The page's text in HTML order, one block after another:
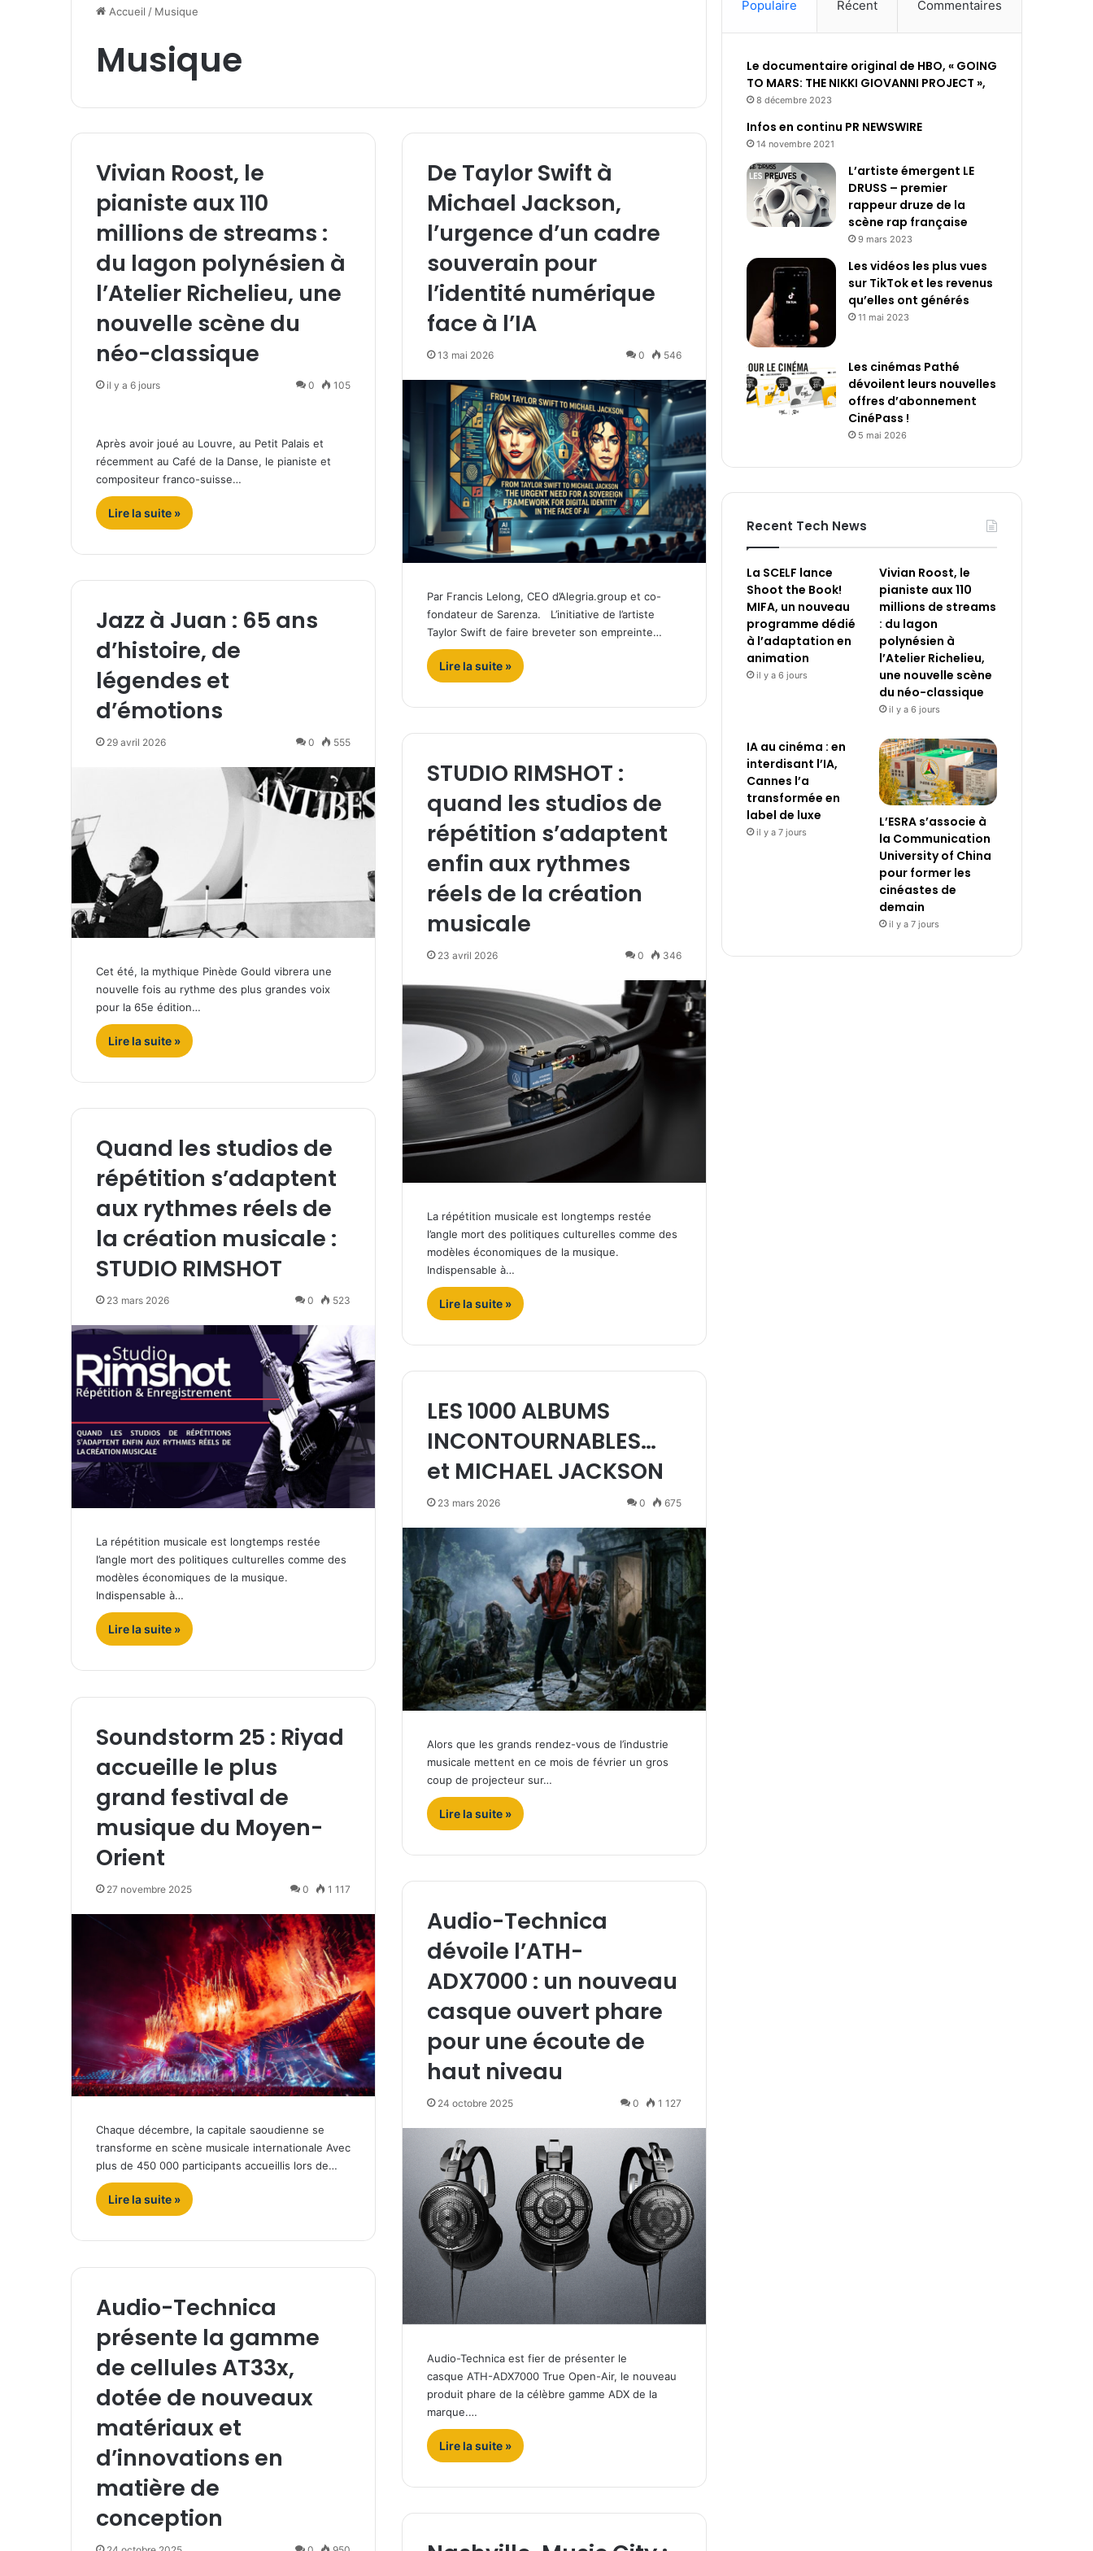
Accueil / Musique
Musique
Vivian Roost, le
pianiste aux 110
millions de streams :
du lagon polynésien à
l’Atelier Richelieu, une
nouvelle scène du
néo-classique
il y a 6 jours 0 105
Après avoir joué au Louvre, au Petit Palais et
récemment au Café de la Danse, le pianiste et
compositeur franco-suisse…
Lire la suite »
De Taylor Swift à
Michael Jackson,
l’urgence d’un cadre
souverain pour
l’identité numérique
face à l’IA
13 mai 2026 0 546
Par Francis Lelong, CEO d’Alegria.group et co-
fondateur de Sarenza. L’initiative de l’artiste
Taylor Swift de faire breveter son empreinte…
Lire la suite »
Jazz à Juan : 65 ans
d’histoire, de
légendes et
d’émotions
29 avril 2026 0 555
Cet été, la mythique Pinède Gould vibrera une
nouvelle fois au rythme des plus grandes voix
pour la 65e édition…
Lire la suite »
STUDIO RIMSHOT :
quand les studios de
répétition s’adaptent
enfin aux rythmes
réels de la création
musicale
23 avril 2026 0 346
La répétition musicale est longtemps restée
l’angle mort des politiques culturelles comme des
modèles économiques de la musique.
Indispensable à…
Lire la suite »
Quand les studios de
répétition s’adaptent
aux rythmes réels de
la création musicale :
STUDIO RIMSHOT
23 mars 2026 0 523
La répétition musicale est longtemps restée
l’angle mort des politiques culturelles comme des
modèles économiques de la musique.
Indispensable à…
Lire la suite »
LES 1000 ALBUMS
INCONTOURNABLES…
et MICHAEL JACKSON
23 mars 2026 0 675
Alors que les grands rendez-vous de l’industrie
musicale mettent en ce mois de février un gros
coup de projecteur sur…
Lire la suite »
Soundstorm 25 : Riyad
accueille le plus
grand festival de
musique du Moyen-
Orient
27 novembre 2025 0 1 117
Chaque décembre, la capitale saoudienne se
transforme en scène musicale internationale Avec
plus de 450 000 participants accueillis lors de…
Lire la suite »
Audio-Technica
dévoile l’ATH-
ADX7000 : un nouveau
casque ouvert phare
pour une écoute de
haut niveau
24 octobre 2025 0 1 127
Audio-Technica est fier de présenter le
casque ATH-ADX7000 True Open-Air, le nouveau
produit phare de la célèbre gamme ADX de la
marque.…
Lire la suite »
Audio-Technica
présente la gamme
de cellules AT33x,
dotée de nouveaux
matériaux et
d’innovations en
matière de
conception
Populaire Récent Commentaires
Le documentaire original de HBO, « GOING
TO MARS: THE NIKKI GIOVANNI PROJECT »,
8 décembre 2023
Infos en continu PR NEWSWIRE
14 novembre 2021
L’artiste émergent LE
DRUSS – premier
rappeur druze de la
scène rap française
9 mars 2023
Les vidéos les plus vues
sur TikTok et les revenus
qu’elles ont générés
11 mai 2023
Les cinémas Pathé
dévoilent leurs nouvelles
offres d’abonnement
CinéPass !
5 mai 2026
Recent Tech News
La SCELF lance
Shoot the Book!
MIFA, un nouveau
programme dédié
à l’adaptation en
animation
il y a 6 jours
Vivian Roost, le
pianiste aux 110
millions de streams
: du lagon
polynésien à
l’Atelier Richelieu,
une nouvelle scène
du néo-classique
il y a 6 jours
IA au cinéma : en
interdisant l’IA,
Cannes l’a
transformée en
label de luxe
il y a 7 jours
L’ESRA s’associe à
la Communication
University of China
pour former les
cinéastes de
demain
il y a 7 jours